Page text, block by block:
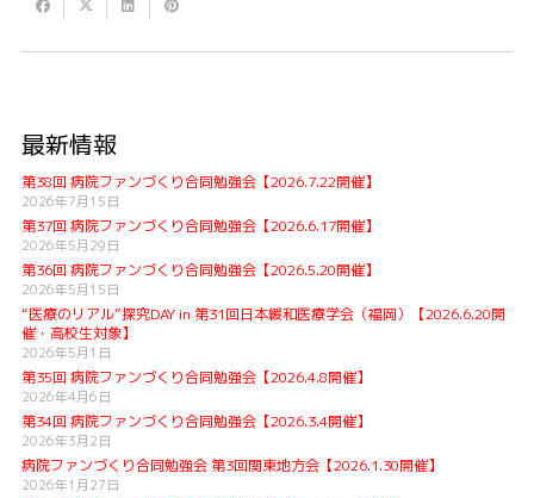
最新情報
第38回 病院ファンづくり合同勉強会【2026.7.22開催】
2026年7月15日
第37回 病院ファンづくり合同勉強会【2026.6.17開催】
2026年5月29日
第36回 病院ファンづくり合同勉強会【2026.5.20開催】
2026年5月15日
“医療のリアル”探究DAY in 第31回日本緩和医療学会（福岡）【2026.6.20開
催・高校生対象】
2026年5月1日
第35回 病院ファンづくり合同勉強会【2026.4.8開催】
2026年4月6日
第34回 病院ファンづくり合同勉強会【2026.3.4開催】
2026年3月2日
病院ファンづくり合同勉強会 第3回関東地方会【2026.1.30開催】
2026年1月27日